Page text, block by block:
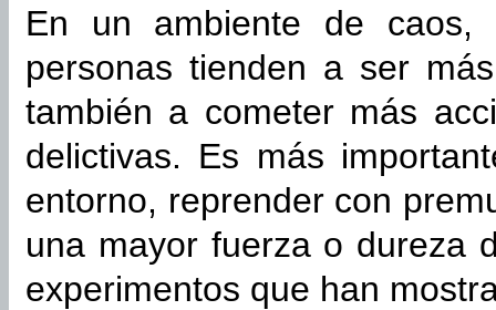
En un ambiente de caos,
personas tienden a ser
también a cometer más
delictivas. Es más
entorno, reprender con
una mayor fuerza o dureza
experimentos que han